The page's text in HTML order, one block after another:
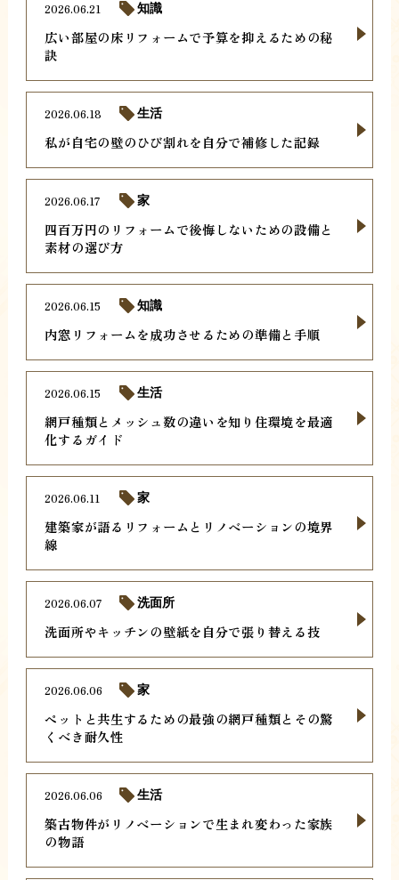
広い部屋の床リフォームで予算を抑えるための秘
訣
2026.06.21 知識
私が自宅の壁のひび割れを自分で補修した記録
2026.06.18 生活
四百万円のリフォームで後悔しないための設備と
素材の選び方
2026.06.17 家
内窓リフォームを成功させるための準備と手順
2026.06.15 知識
網戸種類とメッシュ数の違いを知り住環境を最適
化するガイド
2026.06.15 生活
建築家が語るリフォームとリノベーションの境界
線
2026.06.11 家
洗面所やキッチンの壁紙を自分で張り替える技
2026.06.07 洗面所
ペットと共生するための最強の網戸種類とその驚
くべき耐久性
2026.06.06 家
築古物件がリノベーションで生まれ変わった家族
の物語
2026.06.06 生活